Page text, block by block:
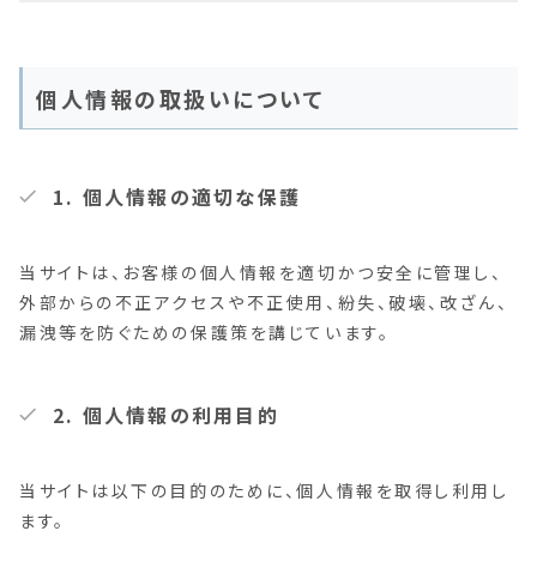
個人情報の取扱いについて
1. 個人情報の適切な保護
当サイトは、お客様の個人情報を適切かつ安全に管理し、
外部からの不正アクセスや不正使用、紛失、破壊、改ざん、
漏洩等を防ぐための保護策を講じています。
2. 個人情報の利用目的
当サイトは以下の目的のために、個人情報を取得し利用し
ます。